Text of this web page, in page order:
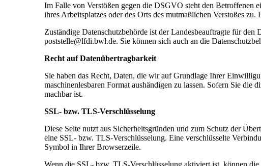
Im Falle von Verstößen gegen die DSGVO steht den Betroffenen
ihres Arbeitsplatzes oder des Orts des mutmaßlichen Verstoßes
Zuständige Datenschutzbehörde ist der Landesbeauftragte für
poststelle@lfdi.bwl.de. Sie können sich auch an die
Recht auf Datenübertragbarkeit
Sie haben das Recht, Daten, die wir auf Grundlage Ihrer
maschinenlesbaren Format aushändigen zu lassen. Sofern Sie
machbar ist.
SSL- bzw. TLS-Verschlüsselung
Diese Seite nutzt aus Sicherheitsgründen und zum Schutz der
eine SSL- bzw. TLS-Verschlüsselung. Eine verschlüsselte
Symbol in Ihrer Browserzeile.
Wenn die SSL- bzw. TLS-Verschlüsselung aktiviert ist, können